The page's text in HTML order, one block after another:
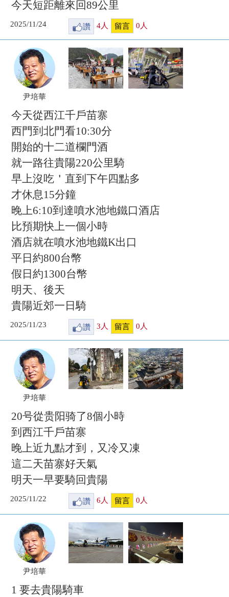
今天短距離來回89公里
2025/11/24 讚 4人 留言 0 人
尹培華
今天從西江千戶苗寨
西門到北門看10:30分
開始的十二道欄門酒
就一路往貴陽220公里騎
早上沒吃＇直到下午四點多
才休息15分鐘
晚上6:10到達噴水池地鐵口酒店
比預期快上一個小時
酒店就在噴水池地鐵K出口
平日約800台幣
假日約1300台幣
明天、後天
貴陽近郊一日騎
2025/11/23 讚 3 人 留言 0 人
尹培華
20号從贵阳骑了8個小時
到西江千戶苗寨
晚上近九點才到，又冷又凍
這二天苗寨好天氣
明天一早要騎回貴陽
2025/11/22 讚 6 人 留言 0 人
尹培華
1 要去貴陽騎車